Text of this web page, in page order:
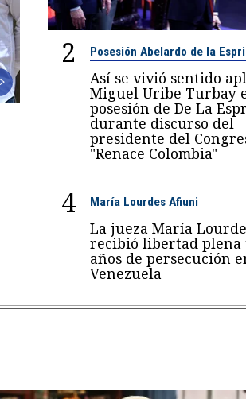
2 Posesión Abelardo de la
Así se vivió sentido
Miguel Uribe Turbay
posesión de De La
durante discurso del
presidente del
"Renace Colombia"
4 María Lourdes Afiuni
La jueza María
recibió libertad plena
años de persecución
Venezuela